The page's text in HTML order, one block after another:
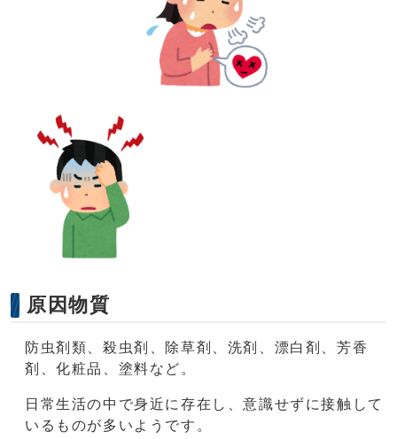
原因物質
防虫剤類、殺虫剤、除草剤、洗剤、漂白剤、芳香
剤、化粧品、塗料など。
日常生活の中で身近に存在し、意識せずに接触して
いるものが多いようです。